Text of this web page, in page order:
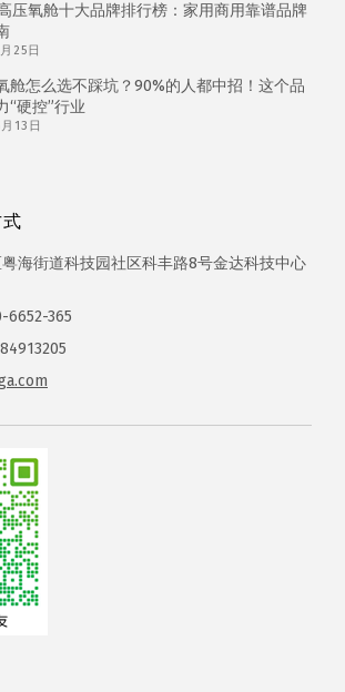
压氧舱十大品牌排行榜：家用商用靠谱品牌
25日
舱怎么选不踩坑？90%的人都中招！这个品
“硬控”行业
13日
海街道科技园社区科丰路8号金达科技中心
6652-365